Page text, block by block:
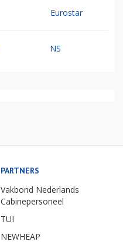
Eurostar
NS
PARTNERS
Vakbond Nederlands
Cabinepersoneel
TUI
NEWHEAP